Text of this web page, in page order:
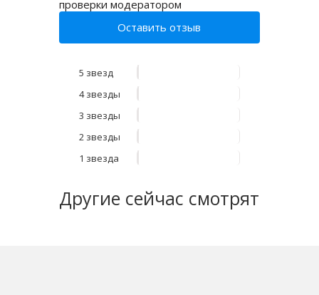
проверки модератором
Оставить отзыв
5 звезд
4 звезды
3 звезды
2 звезды
1 звезда
Другие сейчас смотрят